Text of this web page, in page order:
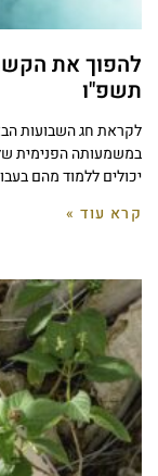
להפוך את
תשפ"ו
לקראת חג השבועות
במשמעותה הפנימית
יכולים ללמוד מהם
קרא עוד »